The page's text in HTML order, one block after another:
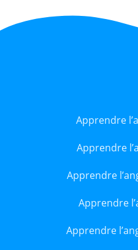
Apprendre
Apprendre
Apprendre
Apprendre
Apprendre